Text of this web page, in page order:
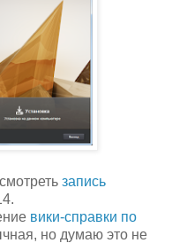
запись
вики-справки по
но думаю это не